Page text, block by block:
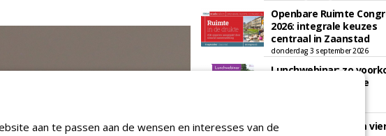
Openbare Ruimte
2026: integrale keuzes
centraal in Zaanstad
donderdag 3 september 2026
Lunchwebinar: zo
dat natuurinclusieve
Rooftop Symposium
aan te passen aan de wensen en interesses van de